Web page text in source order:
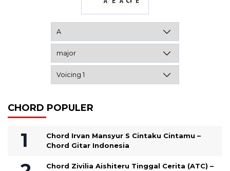
CHORD POPULER
Chord Irvan Mansyur S Cintaku Cintamu –
Chord Gitar Indonesia
Chord Zivilia Aishiteru Tinggal Cerita (ATC) –